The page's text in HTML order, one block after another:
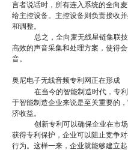
言者说话时，所有连入系统的全向
给主控设备。主控设备则负责接收
和调整。
总之，全向麦无线星链集联
高效的声音采集和处理方案，使得
音。
奥尼电子无线音频专利网正在形成
在当今的智能制造时代，专
于智能制造企业来说是至关重要的
济收益。
创新专利可以确保企业在市
获得专利保护，企业可以阻止竞争
行为。这样一来，企业就能够建立